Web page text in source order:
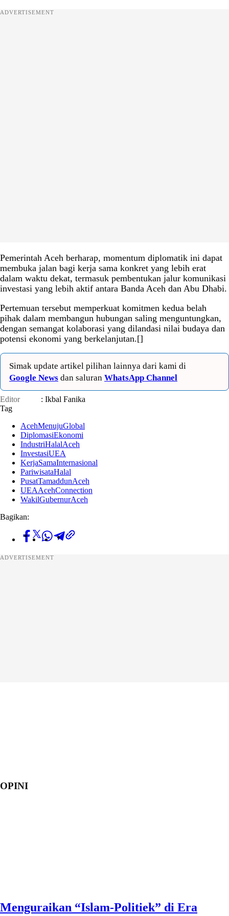
ADVERTISEMENT
Pemerintah Aceh berharap, momentum diplomatik ini dapat
membuka jalan bagi kerja sama konkret yang lebih erat
dalam waktu dekat, termasuk pembentukan jalur komunikasi
investasi yang lebih aktif antara Banda Aceh dan Abu Dhabi.
Pertemuan tersebut memperkuat komitmen kedua belah
pihak dalam membangun hubungan saling menguntungkan,
dengan semangat kolaborasi yang dilandasi nilai budaya dan
potensi ekonomi yang berkelanjutan.[]
Simak update artikel pilihan lainnya dari kami di
Google News dan saluran WhatsApp Channel
Editor
: Ikbal Fanika
Tag
AcehMenujuGlobal
DiplomasiEkonomi
IndustriHalalAceh
InvestasiUEA
KerjaSamaInternasional
PariwisataHalal
PusatTamaddunAceh
UEAAcehConnection
WakilGubernurAceh
Bagikan:
ADVERTISEMENT
OPINI
Menguraikan “Islam-Politiek” di Era